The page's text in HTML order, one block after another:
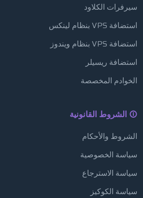
سيرفرات الكلاود
استضافة VPS بنظام لينكس
استضافة VPS بنظام ويندوز
استضافة ريسيلر
الخوادم المخصصة
الشروط القانونية
الشروط والأحكام
سياسة الخصوصية
سياسة الاسترجاع
سياسة الكوكيز